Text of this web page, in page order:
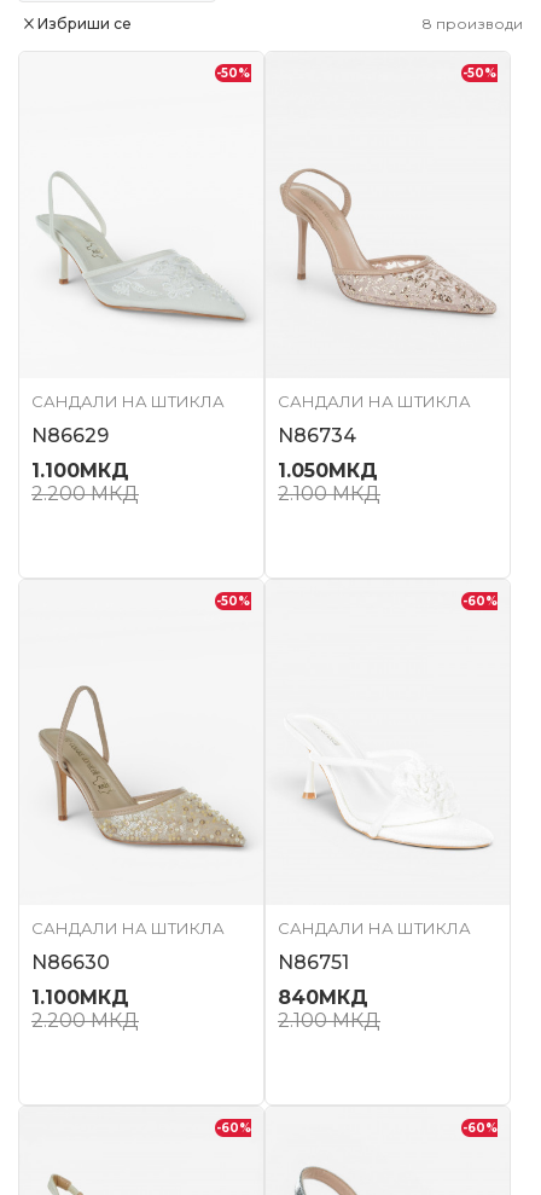
8 производи
Избриши се
-50%
САНДАЛИ НА ШТИКЛА
N86629
1.100МКД
2.200МКД
-50%
САНДАЛИ НА ШТИКЛА
N86734
1.050МКД
2.100МКД
-50%
САНДАЛИ НА ШТИКЛА
N86630
1.100МКД
2.200МКД
-60%
САНДАЛИ НА ШТИКЛА
N86751
840МКД
2.100МКД
-60% -60%